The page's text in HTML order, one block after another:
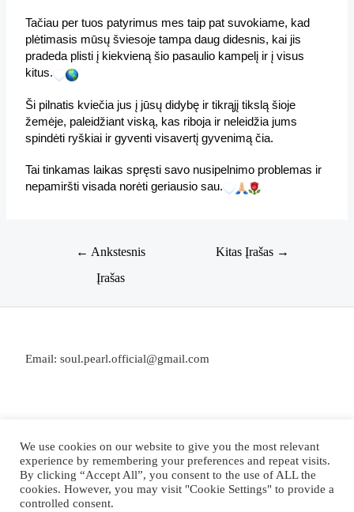
Tačiau per tuos patyrimus mes taip pat suvokiame, kad
plėtimasis mūsų šviesoje tampa daug didesnis, kai jis
pradeda plisti į kiekvieną šio pasaulio kampelį ir į visus
kitus.
Ši pilnatis kviečia jus į jūsų didybę ir tikrąjį tikslą šioje
žemėje, paleidžiant viską, kas riboja ir neleidžia jums
spindėti ryškiai ir gyventi visavertį gyvenimą čia.
Tai tinkamas laikas spręsti savo nusipelnimo problemas ir
nepamiršti visada norėti geriausio sau.
← Ankstesnis
Įrašas
Kitas Įrašas →
Email: soul.pearl.official@gmail.com
Copyright © 2026 Ieva Launagė
We use cookies on our website to give you the most relevant
experience by remembering your preferences and repeat visits.
By clicking “Accept All”, you consent to the use of ALL the
cookies. However, you may visit "Cookie Settings" to provide a
controlled consent.